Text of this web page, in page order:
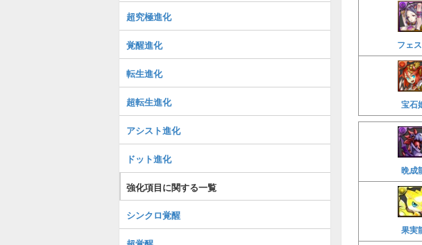
フェ
宝石
晩成
果実
超究極進化
覚醒進化
転生進化
超転生進化
アシスト進化
ドット進化
強化項目に関する一覧
シンクロ覚醒